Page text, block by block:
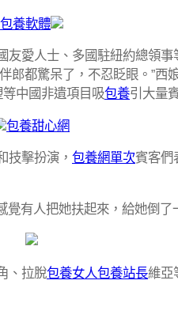
包養軟體
友愛人士、多國駐紐約總領
郎都驚呆了，不忍眨眼。”西
等中國非遺項目吸包養引大量
包養甜心網
技擊扮演， 包養網單次賓客們
覺有人把她扶起來，給她倒了
、拉脫包養女人包養站長維亞